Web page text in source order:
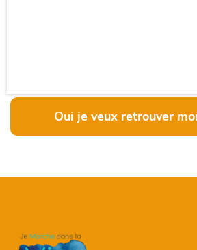
Oui je veux retrouver